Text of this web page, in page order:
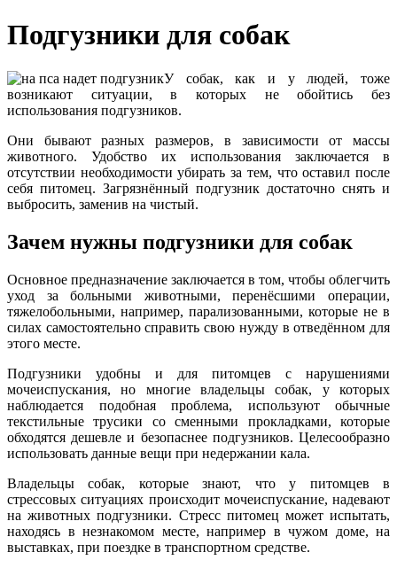
Подгузники для собак
У собак, как и у людей, тоже
возникают ситуации, в которых не обойтись без
использования подгузников.
Они бывают разных размеров, в зависимости от массы
животного. Удобство их использования заключается в
отсутствии необходимости убирать за тем, что оставил после
себя питомец. Загрязнённый подгузник достаточно снять и
выбросить, заменив на чистый.
Зачем нужны подгузники для собак
Основное предназначение заключается в том, чтобы облегчить
уход за больными животными, перенёсшими операции,
тяжелобольными, например, парализованными, которые не в
силах самостоятельно справить свою нужду в отведённом для
этого месте.
Подгузники удобны и для питомцев с нарушениями
мочеиспускания, но многие владельцы собак, у которых
наблюдается подобная проблема, используют обычные
текстильные трусики со сменными прокладками, которые
обходятся дешевле и безопаснее подгузников. Целесообразно
использовать данные вещи при недержании кала.
Владельцы собак, которые знают, что у питомцев в
стрессовых ситуациях происходит мочеиспускание, надевают
на животных подгузники. Стресс питомец может испытать,
находясь в незнакомом месте, например в чужом доме, на
выставках, при поездке в транспортном средстве.